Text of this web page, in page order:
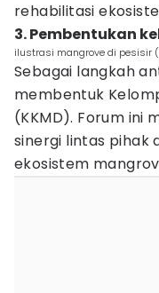
rehabilitasi
3. Pembentukan
ilustrasi mangrove di pesisir
Sebagai langkah
membentuk
(KKMD). Forum ini
sinergi lintas pihak
ekosistem